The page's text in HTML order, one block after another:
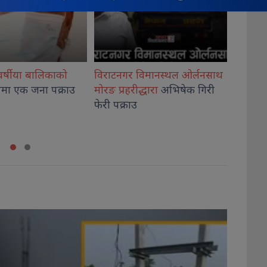
ओर्लनसाथ
अभिषेक गिरी
विश्वविद्यालय अनुदान आयोगका
अध्यक्ष केसी र सचिव श्रेष्ठले लिए
शपथ